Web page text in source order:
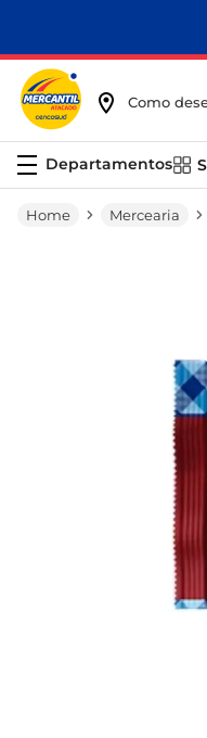
Como
Mercearia